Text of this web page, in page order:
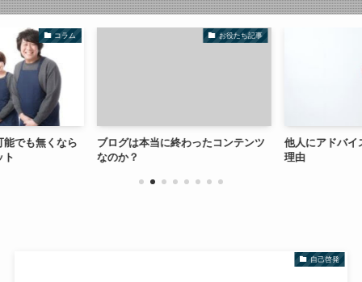
コラム
でも無くなら
お役たち記事
ブログは本当に終わったコンテンツ
なのか？
他人にアドバイ
理由
自己啓発